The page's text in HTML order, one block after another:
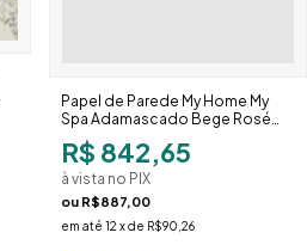
Spa Adamascado Bege Rosé
387071
R$ 842,65
à vista no PIX
ouR$887,00
em até12 x deR$90,26